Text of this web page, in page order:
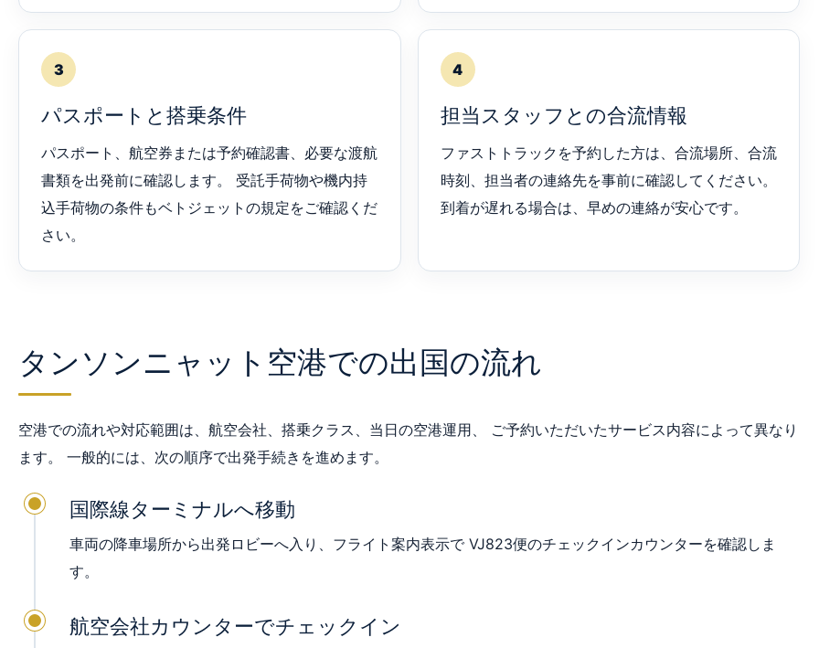
3
パスポートと搭乗条件
パスポート、航空券または予約確認書、必要な渡航
書類を出発前に確認します。 受託手荷物や機内持
込手荷物の条件もベトジェットの規定をご確認くだ
さい。
4
担当スタッフとの合流情報
ファストトラックを予約した方は、合流場所、合流
時刻、担当者の連絡先を事前に確認してください。
到着が遅れる場合は、早めの連絡が安心です。
タンソンニャット空港での出国の流れ
空港での流れや対応範囲は、航空会社、搭乗クラス、当日の空港運用、 ご予約いただいたサービス内容によって異なり
ます。 一般的には、次の順序で出発手続きを進めます。
国際線ターミナルへ移動
車両の降車場所から出発ロビーへ入り、フライト案内表示で VJ823便のチェックインカウンターを確認しま
す。
航空会社カウンターでチェックイン